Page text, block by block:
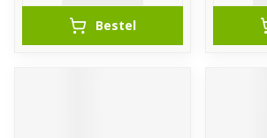
Bestel